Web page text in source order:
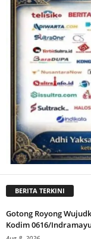
BERITA TERKINI
Gotong Royong
Kodim 0616/